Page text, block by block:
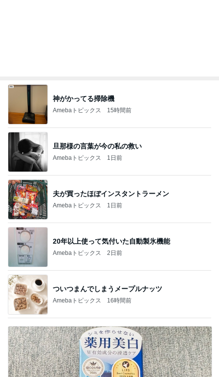
神がかってる掃除機
Amebaトピックス 15時間前
旦那様の言葉が今の私の救い
Amebaトピックス 1日前
夫が買ったほぼインスタントラーメン
Amebaトピックス 1日前
20年以上使って気付いた自動製氷機能
Amebaトピックス 2日前
ついつまんでしまうメープルナッツ
Amebaトピックス 16時間前